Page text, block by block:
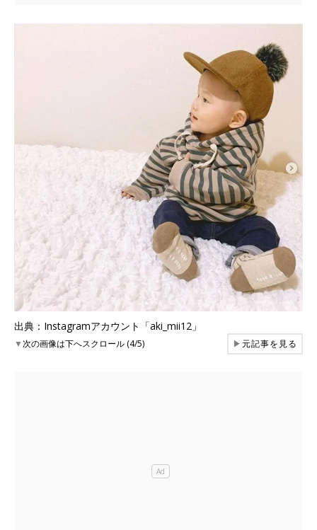
出典：Instagramアカウント「aki_mii12」
▼次の画像は下へスクロール (4/5) ▶元記事を見る